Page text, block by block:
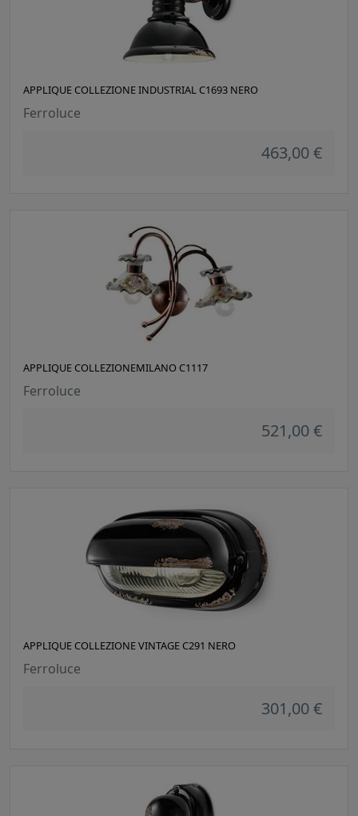
APPLIQUE COLLEZIONE INDUSTRIAL C1693 NERO
Ferroluce
463,00 €
APPLIQUE COLLEZIONEMILANO C1117
Ferroluce
521,00 €
APPLIQUE COLLEZIONE VINTAGE C291 NERO
Ferroluce
301,00 €